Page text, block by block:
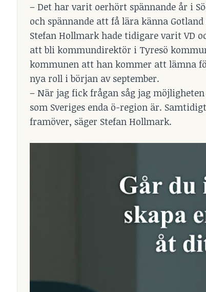
– Det har varit oerhört spännande år i
och spännande att få lära känna
Stefan Hollmark hade tidigare varit VD
att bli kommundirektör i Tyresö
kommunen att han kommer att lämna
nya roll i början av september.
– När jag fick frågan såg jag
som Sveriges enda ö-region är.
framöver, säger Stefan Hollmark.